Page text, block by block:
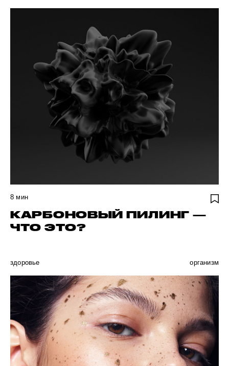
8 мин
КАРБОНОВЫЙ ПИЛИНГ —
ЧТО ЭТО?
здоровье организм